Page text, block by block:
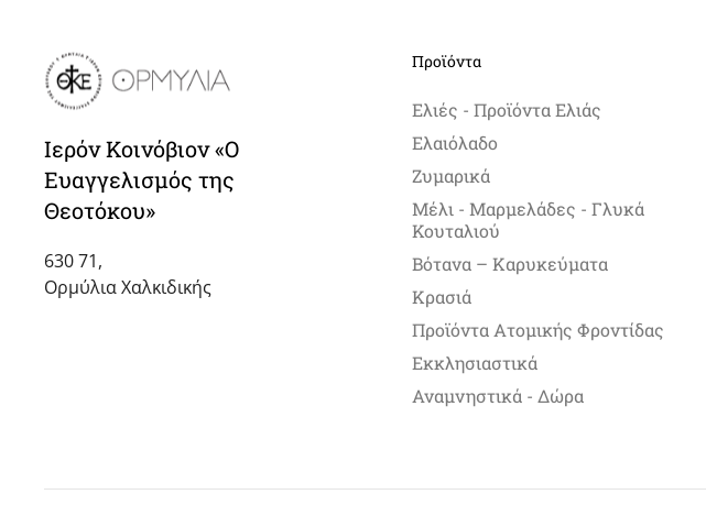
Ιερόν Κοινόβιον «Ο
Ευαγγελισμός της
Θεοτόκου»
630 71,
Ορμύλια Χαλκιδικής
Προϊόντα
Ελιές - Προϊόντα Ελιάς
Ελαιόλαδο
Ζυμαρικά
Μέλι - Μαρμελάδες - Γλυκά
Κουταλιού
Βότανα – Καρυκεύματα
Κρασιά
Προϊόντα Ατομικής Φροντίδας
Εκκλησιαστικά
Αναμνηστικά - Δώρα